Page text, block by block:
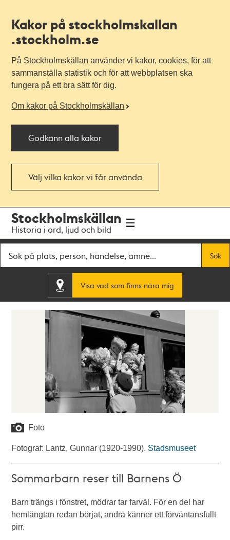
Kakor på stockholmskallan
.stockholm.se
På Stockholmskällan använder vi kakor, cookies, för att
sammanställa statistik och för att webbplatsen ska
fungera på ett bra sätt för dig.
Om kakor på Stockholmskällan
Godkänn alla kakor
Välj vilka kakor vi får använda
navigationen
huvudinnehållet
Stockholmskällan
Historia i ord, ljud och bild
Sök
Visa vad som finns nära mig
Foto
Fotograf: Lantz, Gunnar (1920-1990). Stadsmuseet
Sommarbarn reser till Barnens Ö
Barn trängs i fönstret, mödrar tar farväl. För en del har
hemlängtan redan börjat, andra känner ett förväntansfullt
pirr.